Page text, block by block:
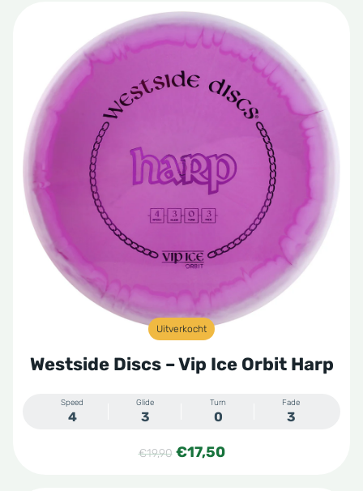
Uitverkocht
Westside Discs – Vip Ice Orbit Harp
Speed
4
Glide
3
Turn
0
Fade
3
€19,90 Oorspronkelijke
€17,50Huidige